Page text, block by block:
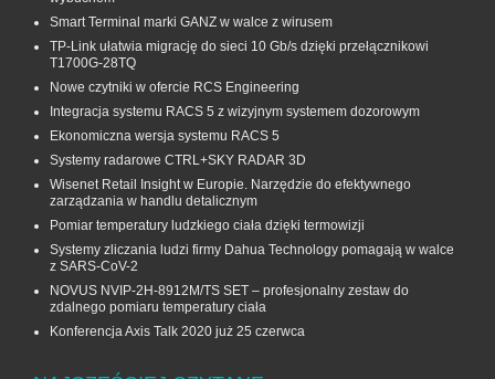
Smart Terminal marki GANZ w walce z wirusem
TP-Link ułatwia migrację do sieci 10 Gb/s dzięki przełącznikowi
T1700G‑28TQ
Nowe czytniki w ofercie RCS Engineering
Integracja systemu RACS 5 z wizyjnym systemem dozorowym
Ekonomiczna wersja systemu RACS 5
Systemy radarowe CTRL+SKY RADAR 3D
Wisenet Retail Insight w Europie. Narzędzie do efektywnego
zarządzania w handlu detalicznym
Pomiar temperatury ludzkiego ciała dzięki termowizji
Systemy zliczania ludzi firmy Dahua Technology pomagają w walce
z SARS-CoV-2
NOVUS NVIP-2H-8912M/TS SET – profesjonalny zestaw do
zdalnego pomiaru temperatury ciała
Konferencja Axis Talk 2020 już 25 czerwca